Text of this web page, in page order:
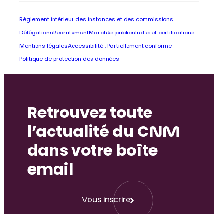
Règlement intérieur des instances et des commissions
Délégations RecrutementMarchés publics Index et certifications
Mentions légalesAccessibilité : Partiellement conforme
Politique de protection des données
Retrouvez toute
l’actualité du CNM
dans votre boîte
email
Vous inscrire